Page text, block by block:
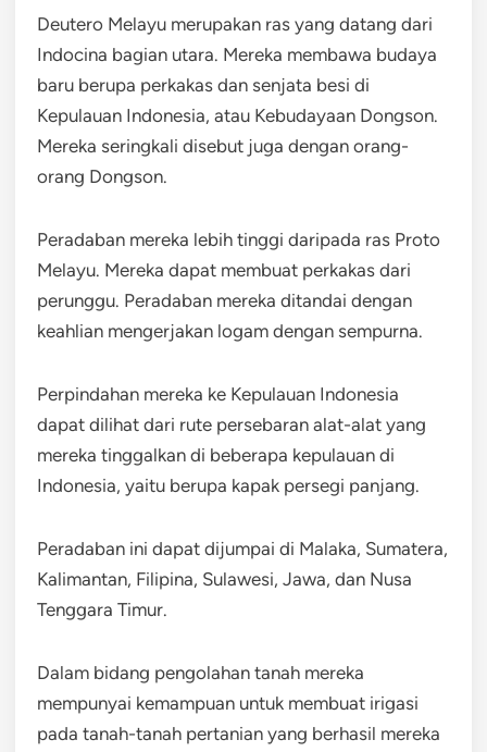
Deutero Melayu merupakan ras yang datang dari
Indocina bagian utara. Mereka membawa budaya
baru berupa perkakas dan senjata besi di
Kepulauan Indonesia, atau Kebudayaan Dongson.
Mereka seringkali disebut juga dengan orang-
orang Dongson.
Peradaban mereka lebih tinggi daripada ras Proto
Melayu. Mereka dapat membuat perkakas dari
perunggu. Peradaban mereka ditandai dengan
keahlian mengerjakan logam dengan sempurna.
Perpindahan mereka ke Kepulauan Indonesia
dapat dilihat dari rute persebaran alat-alat yang
mereka tinggalkan di beberapa kepulauan di
Indonesia, yaitu berupa kapak persegi panjang.
Peradaban ini dapat dijumpai di Malaka, Sumatera,
Kalimantan, Filipina, Sulawesi, Jawa, dan Nusa
Tenggara Timur.
Dalam bidang pengolahan tanah mereka
mempunyai kemampuan untuk membuat irigasi
pada tanah-tanah pertanian yang berhasil mereka